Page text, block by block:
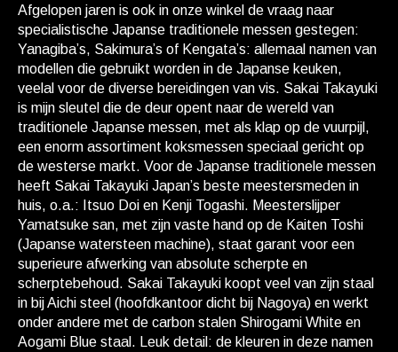
Afgelopen jaren is ook in onze winkel de vraag naar
specialistische Japanse traditionele messen gestegen:
Yanagiba’s, Sakimura’s of Kengata’s: allemaal namen van
modellen die gebruikt worden in de Japanse keuken,
veelal voor de diverse bereidingen van vis. Sakai Takayuki
is mijn sleutel die de deur opent naar de wereld van
traditionele Japanse messen, met als klap op de vuurpijl,
een enorm assortiment koksmessen speciaal gericht op
de westerse markt. Voor de Japanse traditionele messen
heeft Sakai Takayuki Japan’s beste meestersmeden in
huis, o.a.: Itsuo Doi en Kenji Togashi. Meesterslijper
Yamatsuke san, met zijn vaste hand op de Kaiten Toshi
(Japanse watersteen machine), staat garant voor een
superieure afwerking van absolute scherpte en
scherptebehoud. Sakai Takayuki koopt veel van zijn staal
in bij Aichi steel (hoofdkantoor dicht bij Nagoya) en werkt
onder andere met de carbon stalen Shirogami White en
Aogami Blue staal. Leuk detail: de kleuren in deze namen